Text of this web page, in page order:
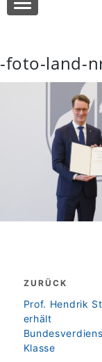
-foto-land-
ZURÜCK
zurück
Prof. Hendrik
erhält
Klasse